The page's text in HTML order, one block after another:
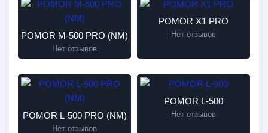
POMOR М-500 PRO (NM)
Нет отзывов
POMOR X1 PRO
Нет отзывов
POMOR L-500 PRO (NM)
Нет отзывов
POMOR L-500
Нет отзывов